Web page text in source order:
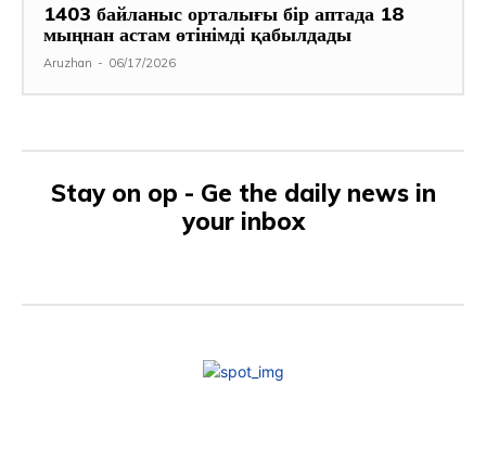
1403 байланыс орталығы бір аптада 18
мыңнан астам өтінімді қабылдады
Aruzhan - 06/17/2026
Stay on op - Ge the daily news in
your inbox